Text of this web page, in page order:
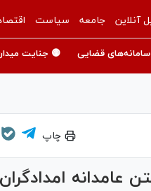
آنلاین جامعه سیاست
قضایی 🟡 جنایت
چاپ
عامدانه